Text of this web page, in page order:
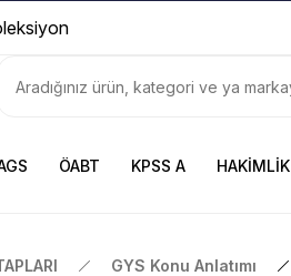
ÖABT KPSS A HAKİMLİK
GYS Konu Anlatımı